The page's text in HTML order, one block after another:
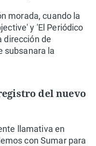
morada, cuando la
y 'El Periódico
dirección de
subsanara la
del nuevo
llamativa en
con Sumar para